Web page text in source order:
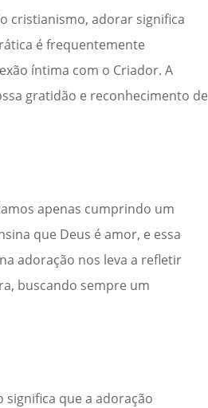
cristianismo, adorar significa
é frequentemente
íntima com o Criador. A
gratidão e reconhecimento de
apenas cumprindo um
que Deus é amor, e essa
adoração nos leva a refletir
buscando sempre um
significa que a adoração